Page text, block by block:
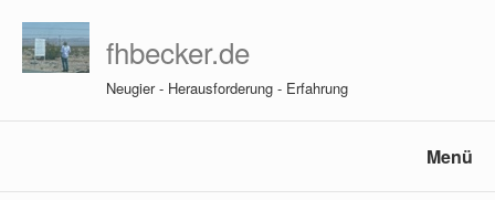
fhbecker.de
Neugier - Herausforderung - Erfahrung
Menü